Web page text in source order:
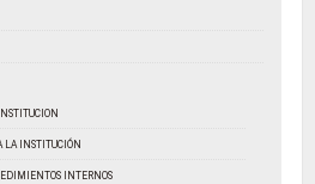
LA INSTITUCIÓN
INTERNOS